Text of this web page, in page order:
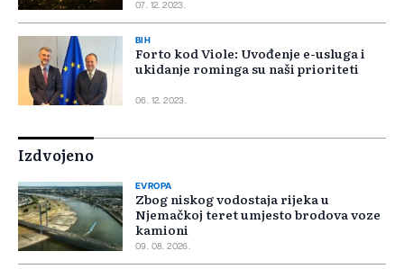
07. 12. 2023.
BIH
Forto kod Viole: Uvođenje e-usluga i
ukidanje rominga su naši prioriteti
06. 12. 2023.
Izdvojeno
EVROPA
Zbog niskog vodostaja rijeka u
Njemačkoj teret umjesto brodova voze
kamioni
09. 08. 2026.